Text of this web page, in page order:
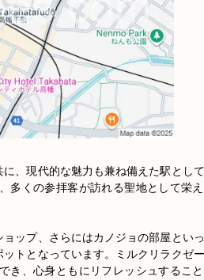
、現代的な魅力も兼ね備えた駅とし
多くの参拝客が訪れる聖地として栄
ップ、さらにはカノジョの部屋とい
トとなっています。ミルクリラクゼ
き、心身ともにリフレッシュするこ